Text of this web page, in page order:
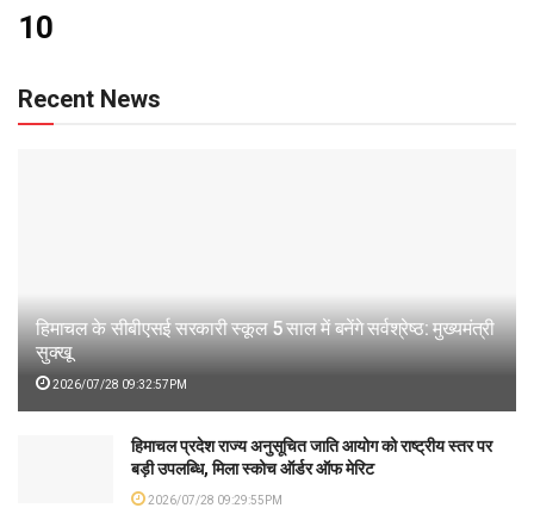
10
Recent News
हिमाचल के सीबीएसई सरकारी स्कूल 5 साल में बनेंगे सर्वश्रेष्ठ: मुख्यमंत्री
सुक्खू
2026/07/28 09:32:57PM
हिमाचल प्रदेश राज्य अनुसूचित जाति आयोग को राष्ट्रीय स्तर पर
बड़ी उपलब्धि, मिला स्कोच ऑर्डर ऑफ मेरिट
2026/07/28 09:29:55PM